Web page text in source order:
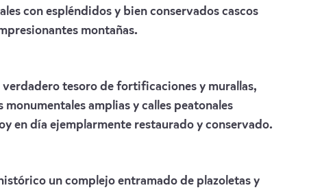
con espléndidos y bien conservados cascos
montañas.
tesoro de fortificaciones y murallas,
amplias y calles peatonales
en día ejemplarmente restaurado y conservado.
un complejo entramado de plazoletas y